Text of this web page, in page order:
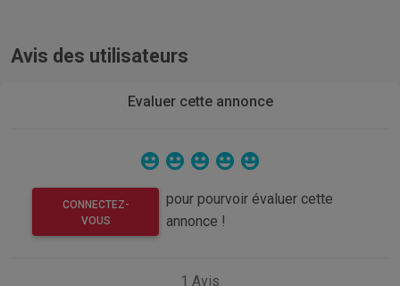
Avis des utilisateurs
Evaluer cette annonce
CONNECTEZ-
VOUS
pour pourvoir évaluer cette
annonce !
1 Avis